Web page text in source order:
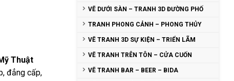
Thuật
đẳng cấp,
VẼ DƯỚI SÀN – TRANH 3D ĐƯỜNG PHỐ
TRANH PHONG CẢNH – PHONG THỦY
VẼ TRANH 3D SỰ KIỆN – TRIỂN LÃM
VẼ TRANH TRÊN TÔN – CỬA CUỐN
VẼ TRANH BAR – BEER – BIDA